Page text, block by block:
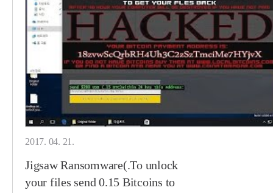
2017. 04. 21.
Jigsaw Ransomware(.To unlock
your files send 0.15 Bitcoins to